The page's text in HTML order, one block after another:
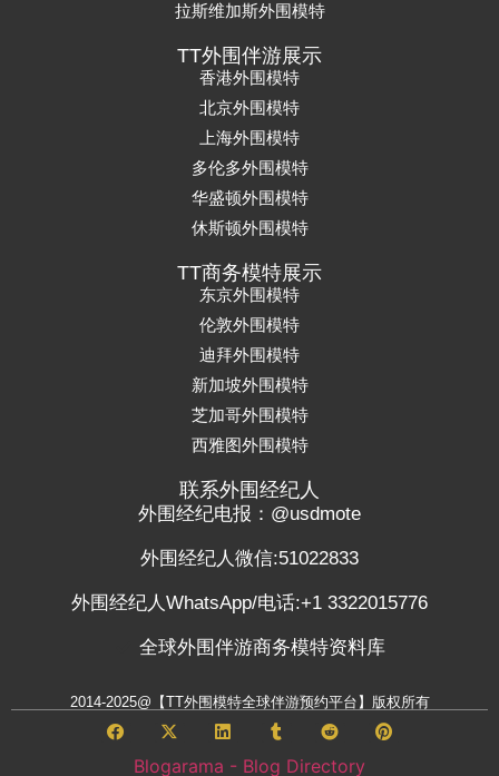
拉斯维加斯外围模特
TT外围伴游展示
香港外围模特
北京外围模特
上海外围模特
多伦多外围模特
华盛顿外围模特
休斯顿外围模特
TT商务模特展示
东京外围模特
伦敦外围模特
迪拜外围模特
新加坡外围模特
芝加哥外围模特
西雅图外围模特
联系外围经纪人
外围经纪电报：@usdmote
外围经纪人微信:51022833
外围经纪人WhatsApp/电话:+1 3322015776
全球外围伴游商务模特资料库
2014-2025@【TT外围模特全球伴游预约平台】版权所有
Blogarama - Blog Directory